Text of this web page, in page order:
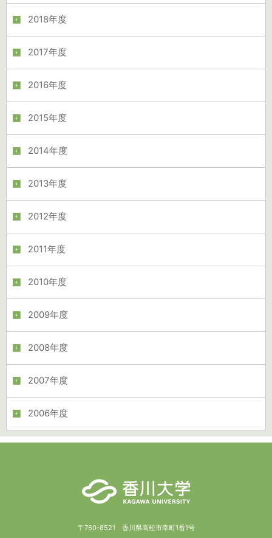
2018年度
2017年度
2016年度
2015年度
2014年度
2013年度
2012年度
2011年度
2010年度
2009年度
2008年度
2007年度
2006年度
〒760-8521 香川県高松市幸町1番1号